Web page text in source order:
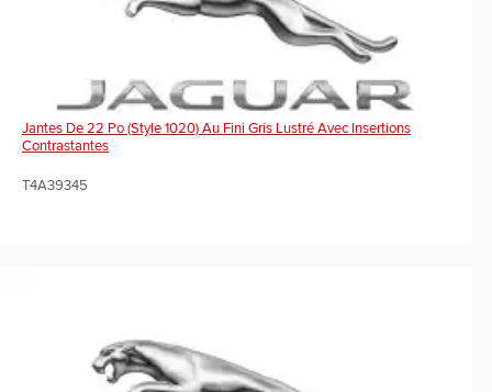
Jantes De 22 Po (Style 1020) Au Fini Gris Lustré Avec Insertions
Contrastantes
T4A39345